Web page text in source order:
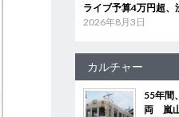
ライブ予算4万円超
2026年8月3日
カルチャー
55年間
両 嵐